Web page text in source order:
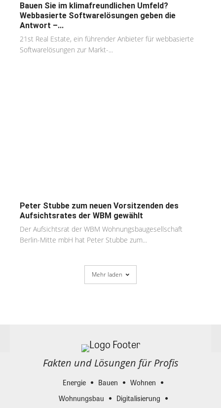
Bauen Sie im klimafreundlichen Umfeld?
Webbasierte Softwarelösungen geben die
Antwort –...
21st Real Estate, ein führender Anbieter für webbasierte
Softwarelösungen zur Markt-...
Peter Stubbe zum neuen Vorsitzenden des
Aufsichtsrates der WBM gewählt
Der Aufsichtsrat der WBM Wohnungsbaugesellschaft
Berlin-Mitte mbH hat Peter Stubbe zum...
Mehr laden
Fakten und Lösungen für Profis
Energie Bauen
Wohnen
Wohnungsbau
Digitalisierung